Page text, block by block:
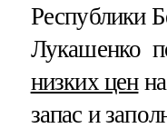
Республики
Лукашенко
низких ценна
запас и